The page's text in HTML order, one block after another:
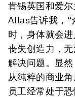
肯锡英国和爱
Allas告诉我，“
时，身体就会
丧失创造力，
解决问题。显
从纯粹的商业
员工经常处于